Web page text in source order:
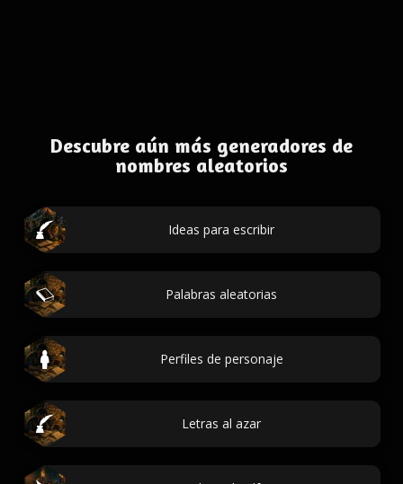
Descubre aún más generadores de
nombres aleatorios
Ideas para escribir
Palabras aleatorias
Perfiles de personaje
Letras al azar